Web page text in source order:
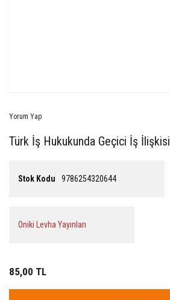
Yorum Yap
Türk İş Hukukunda Geçici İş İlişkisi
Stok Kodu 9786254320644
Oniki Levha Yayınları
85,00 TL